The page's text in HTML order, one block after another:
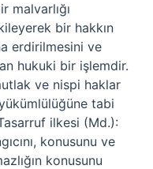
malvarlığı
bir hakkın
erdirilmesini ve
hukuki bir işlemdir.
ve nispi haklar
tabi
ilkesi (Md.):
konusunu ve
konusunu